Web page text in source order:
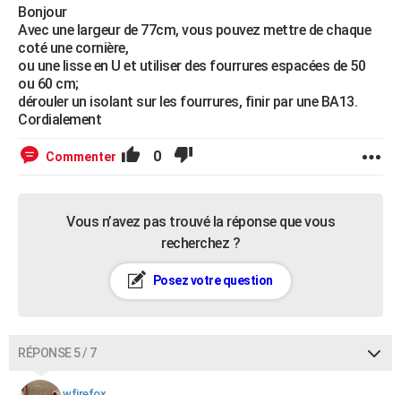
Bonjour
Avec une largeur de 77cm, vous pouvez mettre de chaque
coté une cornière,
ou une lisse en U et utiliser des fourrures espacées de 50
ou 60 cm;
dérouler un isolant sur les fourrures, finir par une BA13.
Cordialement
Commenter 0
Vous n’avez pas trouvé la réponse que vous
recherchez ?
Posez votre question
RÉPONSE 5 / 7